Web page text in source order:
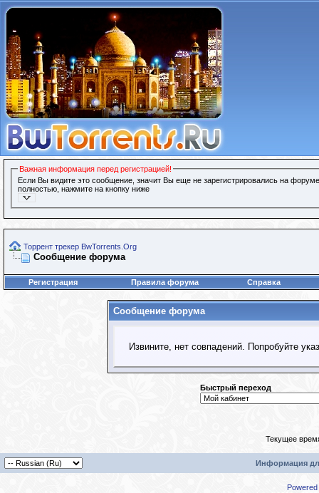
Важная информация перед регистрацией!
Если Вы видите это сообщение, значит Вы еще не зарегистрировались на
полностью, нажмите на кнопку ниже
Торрент трекер BwTorrents.Org
Сообщение форума
Регистрация Правила форума Справка
Сообщение форума
Извините, нет совпадений. Попробуйте
Быстрый переход
Текущее
Информация